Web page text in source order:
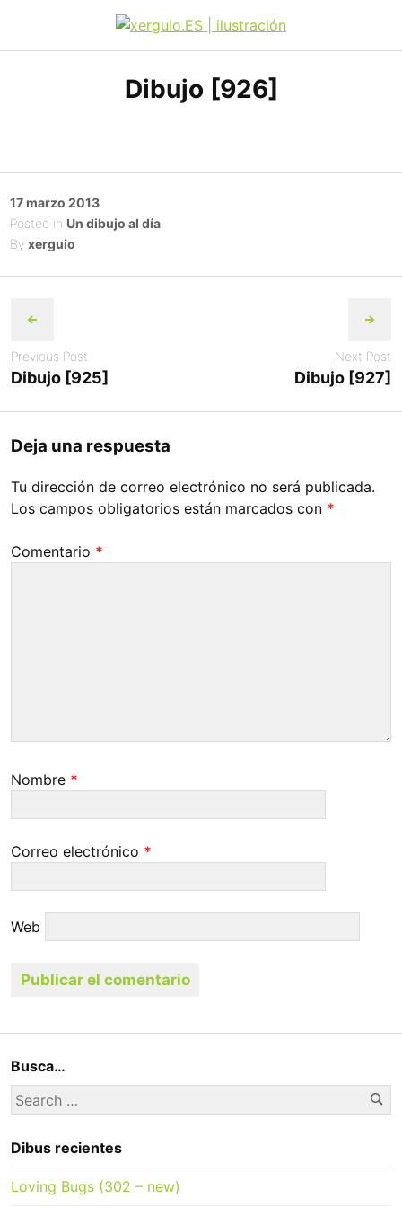
content
xerguio.ES | ilustración
Dibujo [926]
Posted
on
17 marzo 2013
Posted in Un dibujo al día
By xerguio
navigation
Previous Post
Dibujo [925]
Next Post
Dibujo [927]
Deja una respuesta
Tu dirección de correo electrónico no será publicada.
Los campos obligatorios están marcados con *
Comentario *
Nombre *
Correo electrónico *
Web
Busca…
Search
for:
Dibus recientes
Loving Bugs (302 – new)